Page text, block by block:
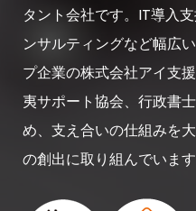
タント会社です。IT導入
ンサルティングなど幅広
プ企業の株式会社アイ支
夷サポート協会、行政書
め、支え合いの仕組みを
の創出に取り組んでいます